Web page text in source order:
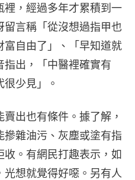
裡，經過多年才累積到一
留言稱「從沒想過指甲也
富自由了」、「早知道就
指出，「中醫裡確實有
很少見」。
出也有條件。據了解，
雜油污、灰塵或塗有指
收。有網民打趣表示，如
想就覺得好噁。另有人